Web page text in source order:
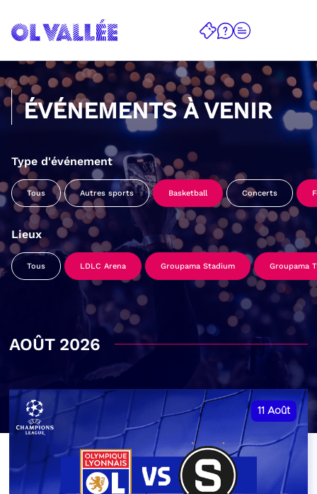
ÉVÉNEMENTS À VENIR
Type d'événement
Tous Autres sports Basketball Concerts
Lieux
Tous LDLC Arena Groupama Stadium Groupama
AOÛT 2026
11 Août